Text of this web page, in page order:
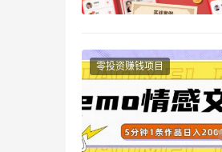
零投资赚钱项目